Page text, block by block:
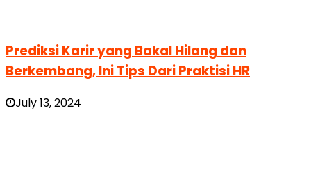
Prediksi Karir yang Bakal Hilang dan
Berkembang, Ini Tips Dari Praktisi HR
July 13, 2024